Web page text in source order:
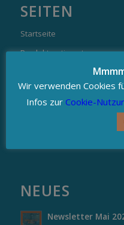
SEITEN
Startseite
Produktsortiment
NEWS & DIY
NEUES
Newsletter Mai
Wir verwenden Cookies
Infos zur Cookie-